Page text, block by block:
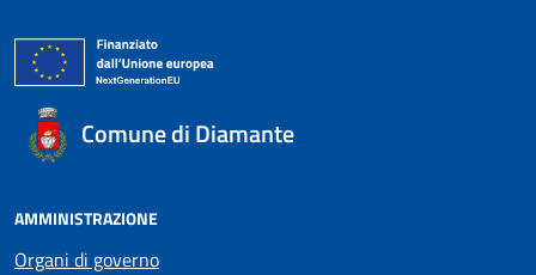
Comune di Diamante
AMMINISTRAZIONE
Organi di governo